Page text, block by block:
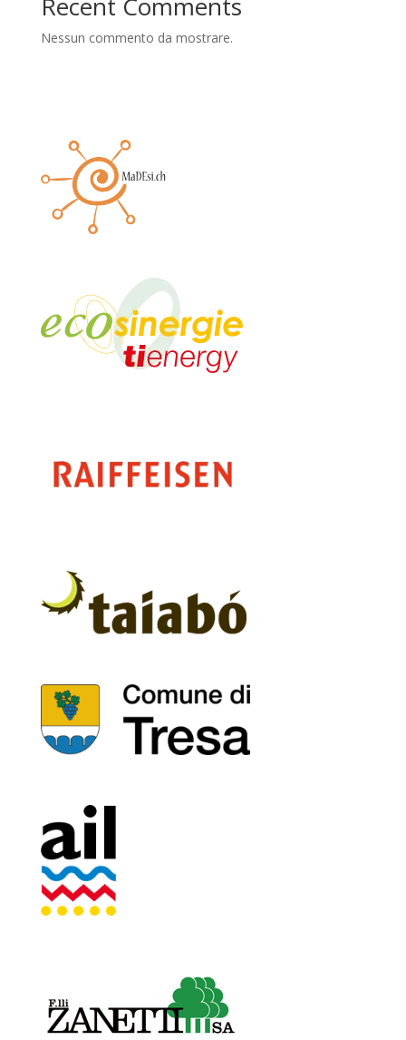
Recent Comments
Nessun commento da mostrare.